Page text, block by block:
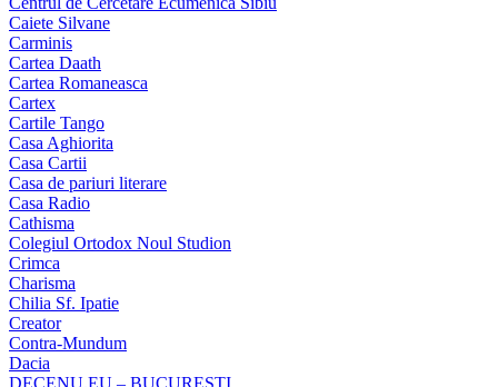
Caiete Silvane
Carminis
Cartea Daath
Cartea Romaneasca
Cartex
Cartile Tango
Casa Aghiorita
Casa Cartii
Casa de pariuri literare
Casa Radio
Cathisma
Colegiul Ortodox Noul Studion
Crimca
Charisma
Chilia Sf. Ipatie
Creator
Contra-Mundum
Dacia
DECENU.EU – BUCURESTI